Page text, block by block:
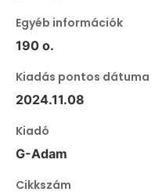
Egyéb információk
190 o.
Kiadás pontos dátuma
2024.11.08
Kiadó
G-Adam
Cikkszám